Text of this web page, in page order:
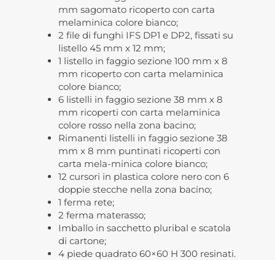
mm sagomato ricoperto con carta
melaminica colore bianco;
2 file di funghi IFS DP1 e DP2, fissati su
listello 45 mm x 12 mm;
1 listello in faggio sezione 100 mm x 8
mm ricoperto con carta melaminica
colore bianco;
6 listelli in faggio sezione 38 mm x 8
mm ricoperti con carta melaminica
colore rosso nella zona bacino;
Rimanenti listelli in faggio sezione 38
mm x 8 mm puntinati ricoperti con
carta mela-minica colore bianco;
12 cursori in plastica colore nero con 6
doppie stecche nella zona bacino;
1 ferma rete;
2 ferma materasso;
Imballo in sacchetto pluribal e scatola
di cartone;
4 piede quadrato 60×60 H 300 resinati.